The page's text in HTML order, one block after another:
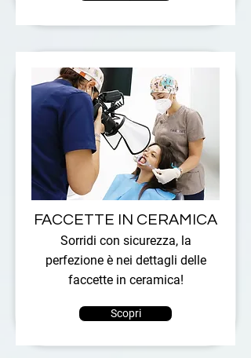
FACCETTE IN CERAMICA
Sorridi con sicurezza, la
perfezione è nei dettagli delle
faccette in ceramica!
Scopri